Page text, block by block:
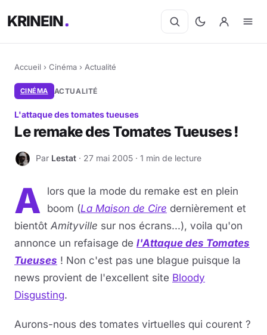
KRINEIN
Accueil › Cinéma › Actualité
CINÉMA ACTUALITÉ
L'attaque des tomates tueuses
Le remake des Tomates Tueuses !
L Par Lestat · 27 mai 2005 · 1 min de lecture
A lors que la mode du remake est en plein
boom (La Maison de Cire dernièrement et
bientôt Amityville sur nos écrans...), voila qu'on
annonce un refaisage de l'Attaque des Tomates
Tueuses ! Non c'est pas une blague puisque la
news provient de l'excellent site Bloody
Disgusting.
Aurons-nous des tomates virtuelles qui courent ?